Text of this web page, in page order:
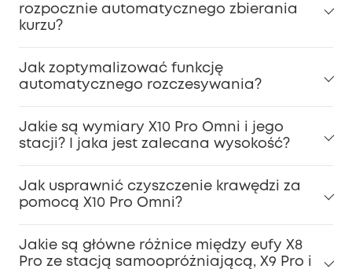
rozpocznie automatycznego zbierania
kurzu?
Jak zoptymalizować funkcję
automatycznego rozczesywania?
Jakie są wymiary X10 Pro Omni i jego
stacji? I jaka jest zalecana wysokość?
Jak usprawnić czyszczenie krawędzi za
pomocą X10 Pro Omni?
Jakie są główne różnice między eufy X8
Pro ze stacją samoopróżniającą, X9 Pro i